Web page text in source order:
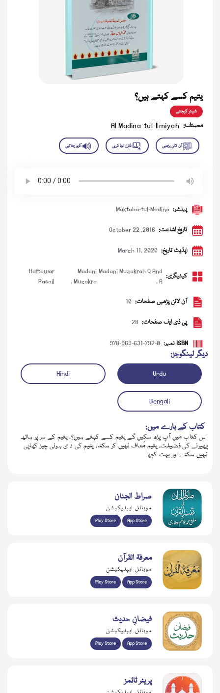
یتیم کسے کہتے ہیں؟
شیئر کیجئے
مصنف: Al Madina-tul-Ilmiyah
ڈاؤن لوڈ کریں آڈیو چلائیں
پبلشر: Maktaba-tul-Madina
تاریخ اشاعت: October 22 ,2016
اپڈیٹ تاریخ: March 11, 2020
کیٹیگری:
Madani Muzakrah Q And
A
,
Madani
Muzakra
,
Haftawar
Rasail
آن لائن پڑھیں صفحات: 10
پی ڈی ایف صفحات: 28
ISBN نمبر: 978-969-631-792-0
دیگر لینگوجز:
Urdu
Hindi
Bengali
کتاب کے بارے میں:
اس کتاب میں آپ پڑھ سکیں گے یتیم کسے کہتے ہیں؟، یتیم کے سر پر ہاتھ
پھیرنے کی فضیلت، یتیم مُعاف نہیں کر سکتا، یتیم کی د ی ہوئی چیز کھاپی
نہیں سکتے اور بہت کچھـ
صراط الجنان
موبائل ایپلیکیشن
Play Store App Store
معرفۃ القرآن
موبائل ایپلیکیشن
Play Store App Store
فیضانِ حدیث
موبائل ایپلیکیشن
Play Store App Store
پریئر ٹائمز